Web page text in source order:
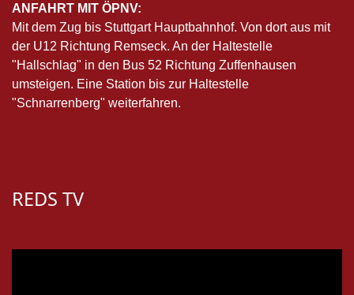
ANFAHRT MIT ÖPNV:
Mit dem Zug bis Stuttgart Hauptbahnhof. Von dort aus mit
der U12 Richtung Remseck. An der Haltestelle
"Hallschlag" in den Bus 52 Richtung Zuffenhausen
umsteigen. Eine Station bis zur Haltestelle
"Schnarrenberg" weiterfahren.
REDS TV